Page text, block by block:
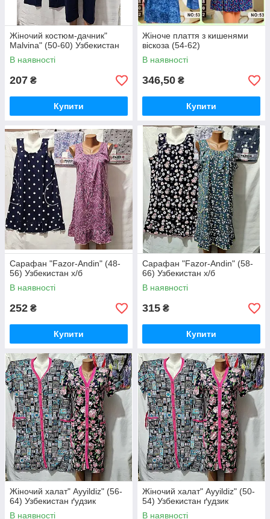
Жіночий костюм-дачник"
Malvina" (50-60) Узбекистан
В наявності
207 ₴
Купити
Жіноче плаття з кишенями
віскоза (54-62)
В наявності
346,50 ₴
Купити
Сарафан "Fazor-Andin" (48-
56) Узбекистан х/б
В наявності
252 ₴
Купити
Сарафан "Fazor-Andin" (58-
66) Узбекистан х/б
В наявності
315 ₴
Купити
Жіночий халат" Ayyildiz" (56-
64) Узбекистан ґудзик
В наявності
Жіночий халат" Ayyildiz" (50-
54) Узбекистан ґудзик
В наявності